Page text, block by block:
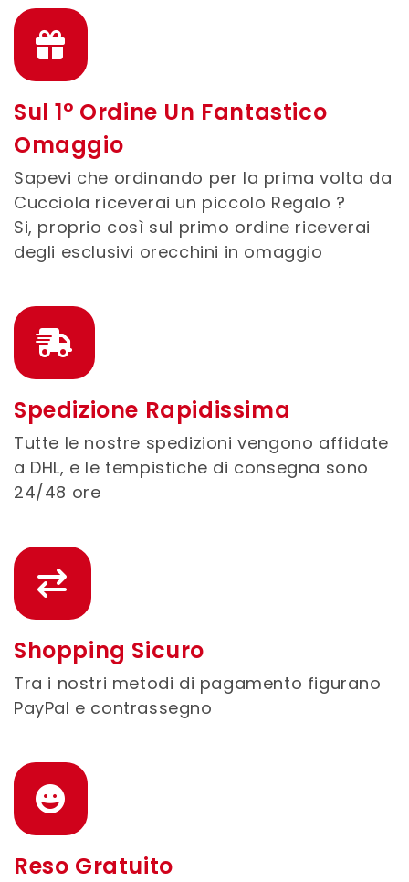
Sul 1° Ordine Un Fantastico
Omaggio
Sapevi che ordinando per la prima volta da
Cucciola riceverai un piccolo Regalo ?
Si, proprio così sul primo ordine riceverai
degli esclusivi orecchini in omaggio
Spedizione Rapidissima
Tutte le nostre spedizioni vengono affidate
a DHL, e le tempistiche di consegna sono
24/48 ore
Shopping Sicuro
Tra i nostri metodi di pagamento figurano
PayPal e contrassegno
Reso Gratuito